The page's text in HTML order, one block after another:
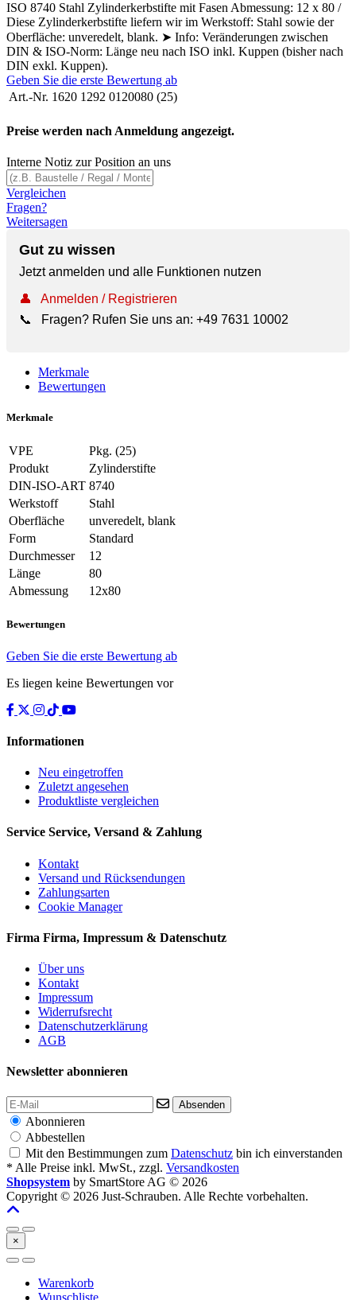
ISO 8740 Stahl Zylinderkerbstifte mit Fasen Abmessung: 12 x 80 /
Diese Zylinderkerbstifte liefern wir im Werkstoff: Stahl sowie der
Oberfläche: unveredelt, blank. ➤ Info: Veränderungen zwischen
DIN & ISO-Norm: Länge neu nach ISO inkl. Kuppen (bisher nach
DIN exkl. Kuppen).
Geben Sie die erste Bewertung ab
Art.-Nr. 1620 1292 0120080 (25)
Preise werden nach Anmeldung angezeigt.
Interne Notiz zur Position an uns
Vergleichen
Fragen?
Weitersagen
Gut zu wissen
Jetzt anmelden und alle Funktionen nutzen
👤
Anmelden / Registrieren
📞
Fragen? Rufen Sie uns an: +49 7631 10002
Merkmale
Bewertungen
Merkmale
VPE
Pkg. (25)
Produkt
Zylinderstifte
DIN-ISO-ART 8740
Werkstoff
Stahl
Oberfläche
unveredelt, blank
Form
Standard
Durchmesser
12
Länge
80
Abmessung
12x80
Bewertungen
Geben Sie die erste Bewertung ab
Es liegen keine Bewertungen vor
Informationen
Neu eingetroffen
Zuletzt angesehen
Produktliste vergleichen
Service Service, Versand & Zahlung
Kontakt
Versand und Rücksendungen
Zahlungsarten
Cookie Manager
Firma Firma, Impressum & Datenschutz
Über uns
Kontakt
Impressum
Widerrufsrecht
Datenschutzerklärung
AGB
Newsletter abonnieren
Absenden
Abonnieren
Abbestellen
Mit den Bestimmungen zum Datenschutz bin ich einverstanden
* Alle Preise inkl. MwSt., zzgl. Versandkosten
Shopsystem by SmartStore AG © 2026
Copyright © 2026 Just-Schrauben. Alle Rechte vorbehalten.
×
Warenkorb
Wunschliste